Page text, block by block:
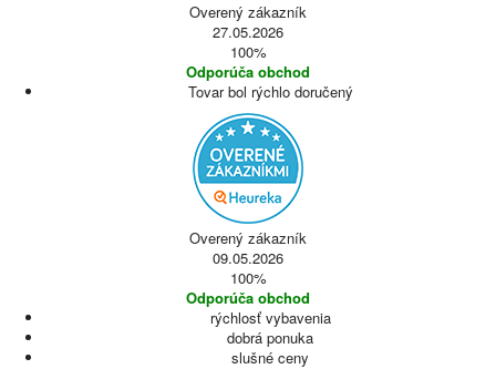
Overený zákazník
27.05.2026
100%
Odporúča obchod
Tovar bol rýchlo doručený
Overený zákazník
09.05.2026
100%
Odporúča obchod
rýchlosť vybavenia
dobrá ponuka
slušné ceny